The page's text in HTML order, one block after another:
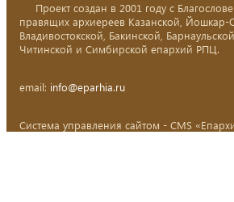
Проект создан в 2001 году с
правящих архиереев Казанской, Йошкар-
Владивостокской, Бакинской,
Читинской и Симбирской епархий РПЦ.
email: info@eparhia.ru
Система управления сайтом - CMS